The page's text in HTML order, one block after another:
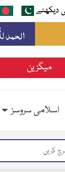
دیکھئے
میگزین
اسلامی سروسز